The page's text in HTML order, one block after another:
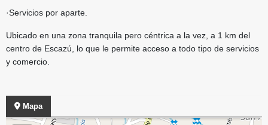
·Servicios por aparte.
Ubicado en una zona tranquila pero céntrica a la vez, a 1 km del
centro de Escazú, lo que le permite acceso a todo tipo de servicios
y comercio.
Mapa